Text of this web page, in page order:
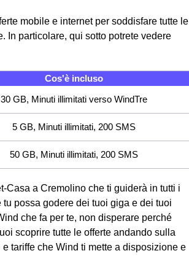
mobile e internet per soddisfare tutte le
In particolare, qui sotto potrete vedere
Cos'è incluso
30 GB, Minuti illimitati verso WindTre
5 GB, Minuti illimitati, 200 SMS
50 GB, Minuti illimitati, 200 SMS
Casa a Cremolino che ti guiderà in tutti i
possa godere dei tuoi giga e dei tuoi
che fa per te, non disperare perché
scoprire tutte le offerte andando sulla
tariffe che Wind ti mette a disposizione e